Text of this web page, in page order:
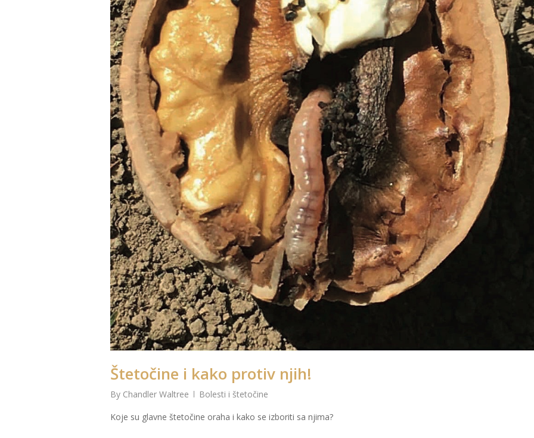
Štetočine i kako protiv njih!
By Chandler Waltree
Bolesti i štetočine
Koje su glavne štetočine oraha i kako se izboriti sa njima?